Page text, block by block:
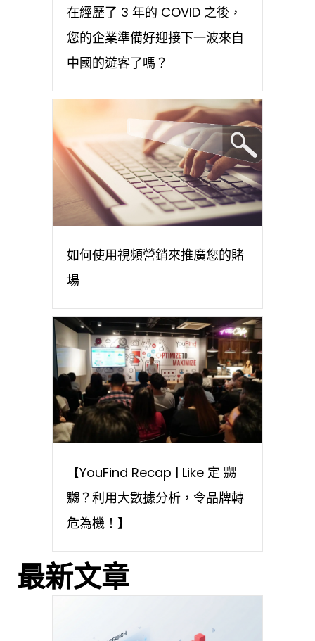
在經歷了 3 年的 COVID 之後，
您的企業準備好迎接下一波來自
中國的遊客了嗎？
如何使用視頻營銷來推廣您的賭
場
【YouFind Recap | Like 定 嬲
嬲？利用大數據分析，令品牌轉
危為機！】
最新文章